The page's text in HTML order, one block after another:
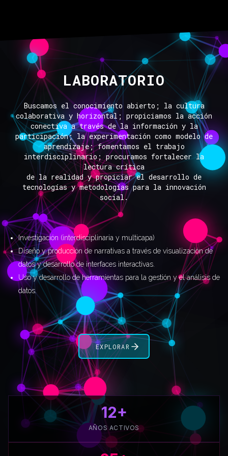
SIGUIENTE
→
LABORATORIO
Buscamos el conocimiento abierto; la cultura
colaborativa y horizontal; propiciamos la acción
conectiva a través de la información y la
participación; la experimentación como modelo de
aprendizaje; fomentamos el trabajo
interdisciplinario; procuramos fortalecer la
lectura crítica
de la realidad y propiciar el desarrollo de
tecnologías y metodologías para la innovación
social.
Investigación (interdisciplinaria y multicapa)
Diseño y producción de narrativas a través de visualización de
datos y desarrollo de interfaces interactivas.
Uso y desarrollo de herramientas para la gestión y el análisis de
datos.
EXPLORAR
12+
AÑOS ACTIVOS